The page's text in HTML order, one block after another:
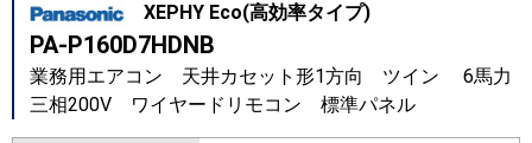
XEPHY Eco(高効率タイプ)
PA-P160D7HDNB
業務用エアコン 天井カセット形1方向 ツイン 6馬力
三相200V ワイヤードリモコン 標準パネル